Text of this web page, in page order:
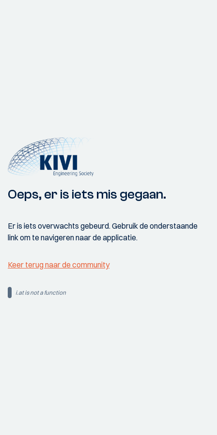
Oeps, er is iets mis gegaan.
Er is iets overwachts gebeurd. Gebruik de onderstaande
link om te navigeren naar de applicatie.
Keer terug naar de community
i.at is not a function